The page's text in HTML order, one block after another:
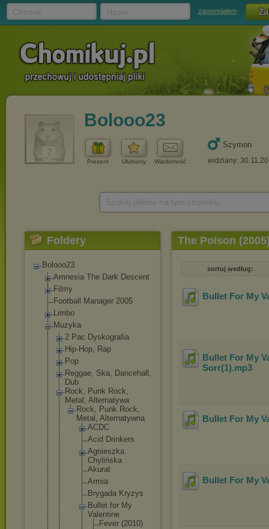
zapomniałem
Bolooo23
Prezent Ulubiony Wiadomość
Szymon
widziany:
Foldery
Bolooo23
Amnesia The Dark Descent
Filmy
Football Manager 2005
Limbo
Muzyka
2 Pac Dyskografia
Hip-Hop, Rap
Pop
Reggae, Ska, Dancehall,
Dub
Rock, Punk Rock,
Metal, Alternatywa
Rock, Punk Rock,
Metal, Alternatywna
ACDC
Acid Drinkers
Agnieszka
Chylińska
Akurat
Armia
Brygada Kryzys
Bullet for My
Valentine
Fever (2010)
The Poison
sortuj według:
Bullet For My
Bullet For My
Sorr(1).mp3
Bullet For My
Bullet For My